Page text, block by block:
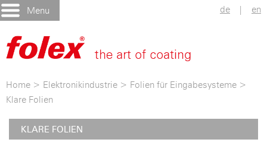
Menu de | en
Home > Elektronikindustrie > Folien für Eingabesysteme >
Klare Folien
KLARE FOLIEN